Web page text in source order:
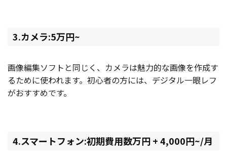
3.カメラ:5万円~
画像編集ソフトと同じく、カメラは魅力的な画像を作成す
るために使われます。初心者の方には、デジタル一眼レフ
がおすすめです。
4.スマートフォン:初期費用数万円 + 4,000円~/月